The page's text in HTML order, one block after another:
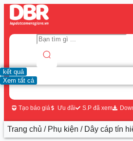
kết quả
Xem tất cả
Tạo báo giá Ưu đãi S.P đã xem
Trang chủ / Phụ kiện / Dây cáp tín